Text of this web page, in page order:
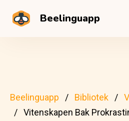
Beelinguapp
Beelinguapp Bibliotek
Vitenskapen Bak